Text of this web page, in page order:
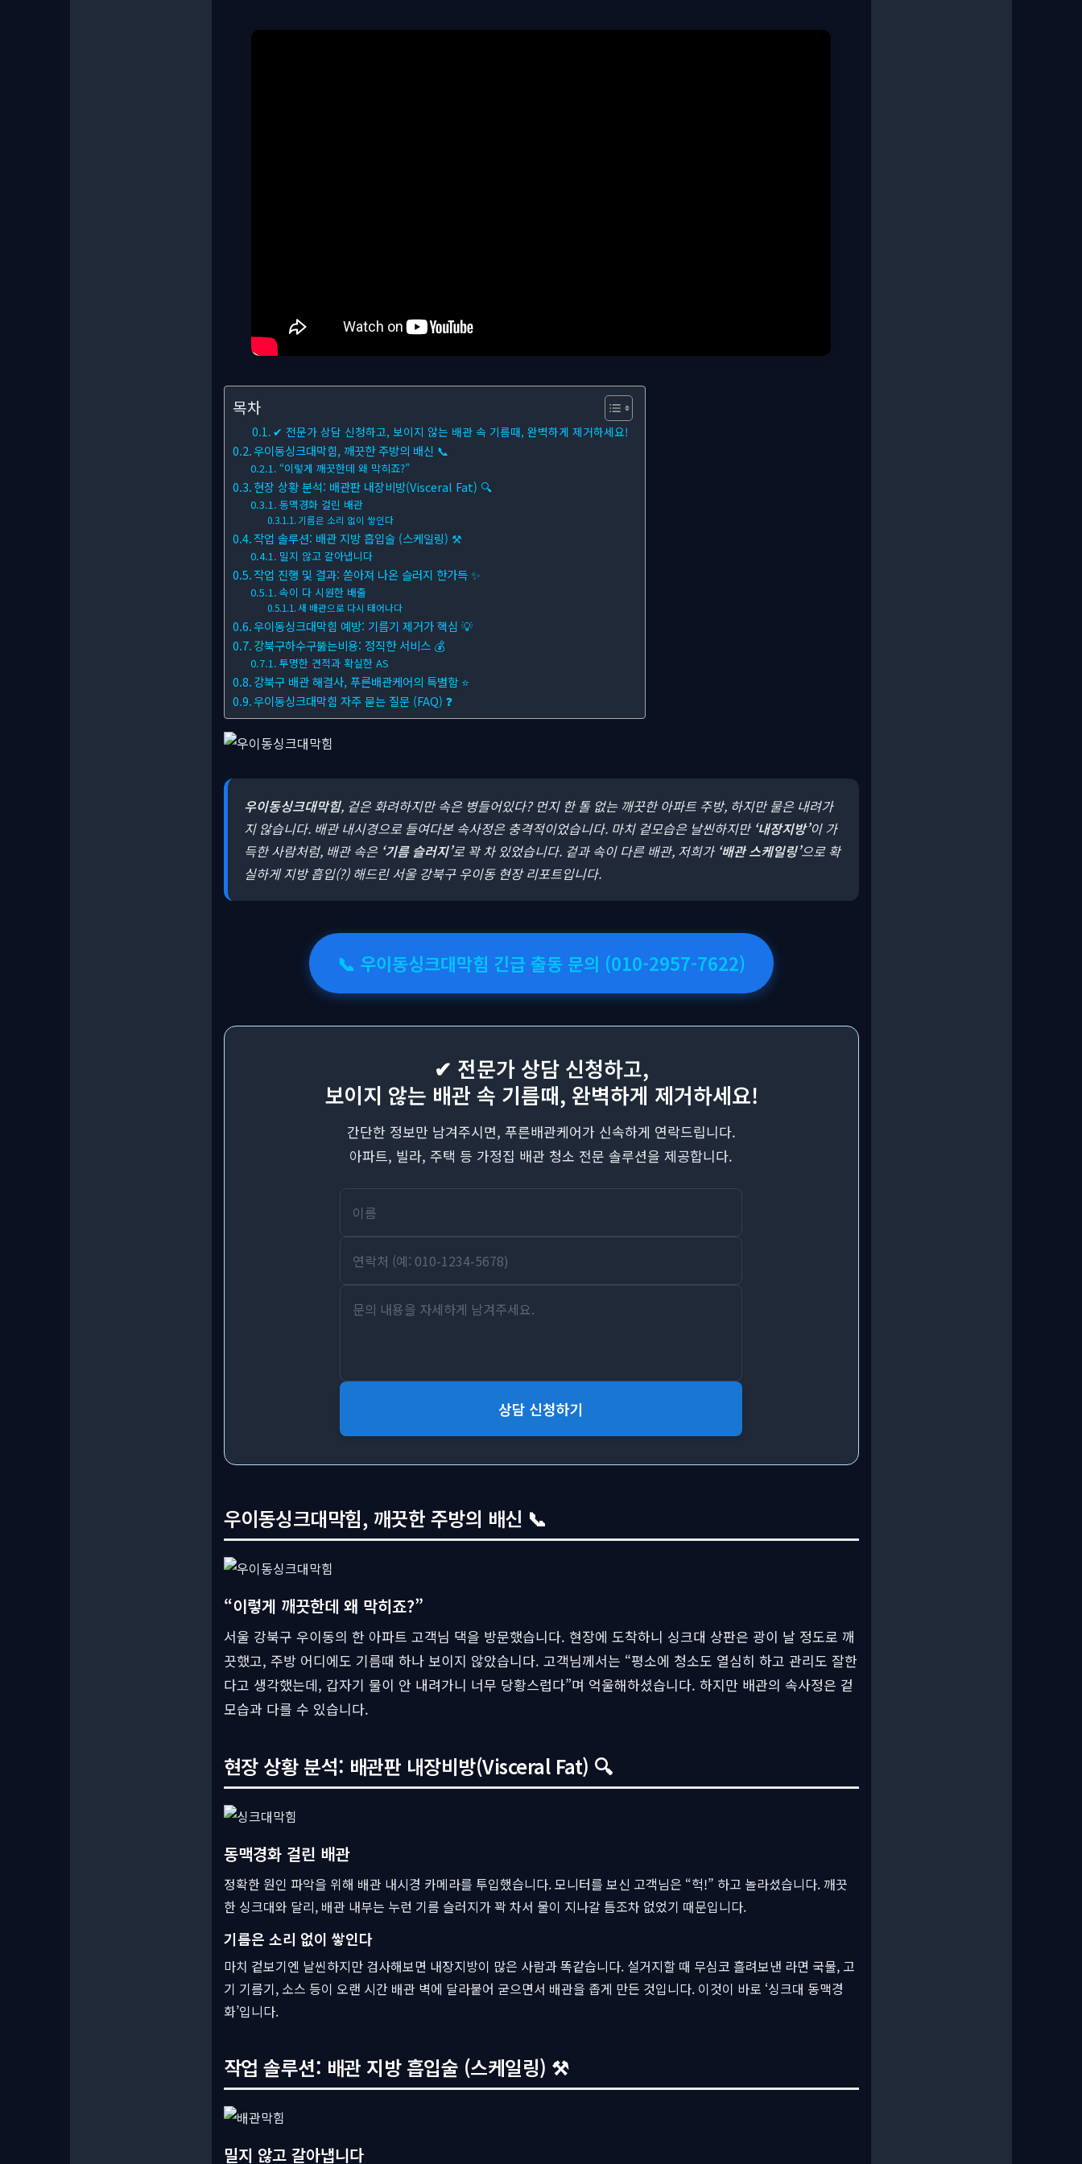
목차
✔ 전문가 상담 신청하고, 보이지 않는 배관 속 기름때, 완벽하게 제거하세요!
우이동싱크대막힘, 깨끗한 주방의 배신 📞
“이렇게 깨끗한데 왜 막히죠?”
현장 상황 분석: 배관판 내장비방(Visceral Fat) 🔍
동맥경화 걸린 배관
기름은 소리 없이 쌓인다
작업 솔루션: 배관 지방 흡입술 (스케일링) ⚒
밀지 않고 갈아냅니다
작업 진행 및 결과: 쏟아져 나온 슬러지 한가득 ✨
속이 다 시원한 배출
새 배관으로 다시 태어나다
우이동싱크대막힘 예방: 기름기 제거가 핵심 💡
강북구하수구뚫는비용: 정직한 서비스 💰
투명한 견적과 확실한 AS
강북구 배관 해결사, 푸른배관케어의 특별함 ⭐
우이동싱크대막힘 자주 묻는 질문 (FAQ) ❓
우이동싱크대막힘, 겉은 화려하지만 속은 병들어있다? 먼지 한 톨 없는 깨끗한 아파트 주방, 하지만 물은 내려가
지 않습니다. 배관 내시경으로 들여다본 속사정은 충격적이었습니다. 마치 겉모습은 날씬하지만 ‘내장지방’이 가
득한 사람처럼, 배관 속은 ‘기름 슬러지’로 꽉 차 있었습니다. 겉과 속이 다른 배관, 저희가 ‘배관 스케일링’으로 확
실하게 지방 흡입(?) 해드린 서울 강북구 우이동 현장 리포트입니다.
📞 우이동싱크대막힘 긴급 출동 문의 (010-2957-7622)
✔ 전문가 상담 신청하고,
보이지 않는 배관 속 기름때, 완벽하게 제거하세요!
간단한 정보만 남겨주시면, 푸른배관케어가 신속하게 연락드립니다.
아파트, 빌라, 주택 등 가정집 배관 청소 전문 솔루션을 제공합니다.
상담 신청하기
우이동싱크대막힘, 깨끗한 주방의 배신 📞
“이렇게 깨끗한데 왜 막히죠?”
서울 강북구 우이동의 한 아파트 고객님 댁을 방문했습니다. 현장에 도착하니 싱크대 상판은 광이 날 정도로 깨
끗했고, 주방 어디에도 기름때 하나 보이지 않았습니다. 고객님께서는 “평소에 청소도 열심히 하고 관리도 잘한
다고 생각했는데, 갑자기 물이 안 내려가니 너무 당황스럽다”며 억울해하셨습니다. 하지만 배관의 속사정은 겉
모습과 다를 수 있습니다.
현장 상황 분석: 배관판 내장비방(Visceral Fat) 🔍
동맥경화 걸린 배관
정확한 원인 파악을 위해 배관 내시경 카메라를 투입했습니다. 모니터를 보신 고객님은 “헉!” 하고 놀라셨습니다. 깨끗
한 싱크대와 달리, 배관 내부는 누런 기름 슬러지가 꽉 차서 물이 지나갈 틈조차 없었기 때문입니다.
기름은 소리 없이 쌓인다
마치 겉보기엔 날씬하지만 검사해보면 내장지방이 많은 사람과 똑같습니다. 설거지할 때 무심코 흘려보낸 라면 국물, 고
기 기름기, 소스 등이 오랜 시간 배관 벽에 달라붙어 굳으면서 배관을 좁게 만든 것입니다. 이것이 바로 ‘싱크대 동맥경
화’입니다.
작업 솔루션: 배관 지방 흡입술 (스케일링) ⚒
밀지 않고 갈아냅니다